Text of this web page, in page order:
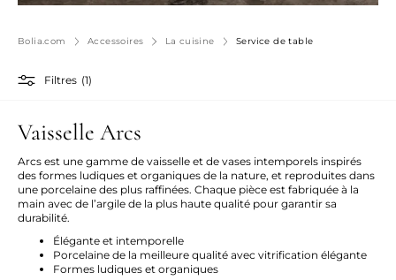
Bolia.com Accessoires La cuisine Service de table
Filtres (1)
Vaisselle Arcs
Arcs est une gamme de vaisselle et de vases intemporels inspirés
des formes ludiques et organiques de la nature, et reproduites dans
une porcelaine des plus raffinées. Chaque pièce est fabriquée à la
main avec de l’argile de la plus haute qualité pour garantir sa
durabilité.
Élégante et intemporelle
Porcelaine de la meilleure qualité avec vitrification élégante
Formes ludiques et organiques